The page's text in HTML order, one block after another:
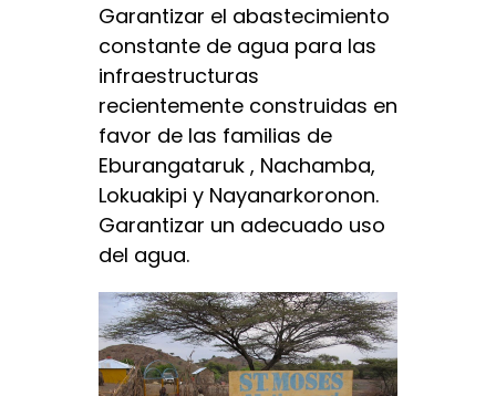
Garantizar el abastecimiento
constante de agua para las
infraestructuras
recientemente construidas en
favor de las familias de
Eburangataruk , Nachamba,
Lokuakipi y Nayanarkoronon.
Garantizar un adecuado uso
del agua.